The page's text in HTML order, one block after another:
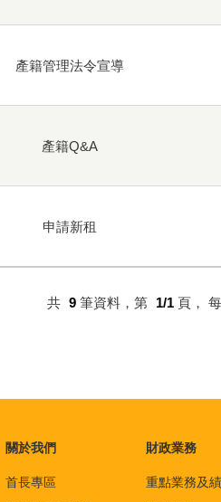
產籍管理法令宣導
產籍Q&A
申請新租
共 9 筆資料，第 1/1 頁，
關於我們
首長專區
財政業務
重點業務及